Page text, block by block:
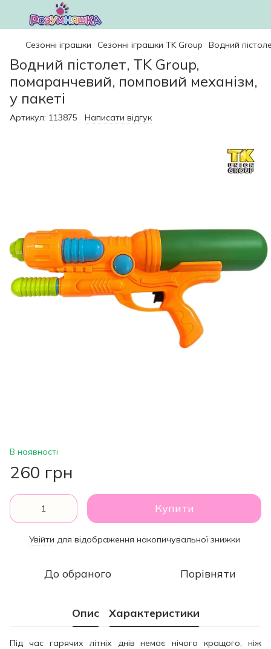
Сезонні іграшки Сезонні іграшки TK Group Водний
Водний пістолет, TK Group,
помаранчевий, помповий механізм,
у пакеті
Артикул: 113875 Написати відгук
В наявності
260 грн
Купити
Увійти для відображення накопичувальної знижки
До обраного Порівняти
Опис Характеристики
Під час гарячих літніх днів немає нічого кращого, ніж